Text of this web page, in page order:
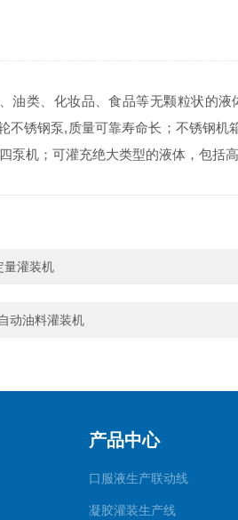
油类、化妆品、食品等无颗粒状的
不锈钢泵,质量可靠寿命长；不锈钢
泵机；可灌充绝大类型的液体，包括
量灌装机
动油料灌装机
产品中心
口服液生产联动线
凝胶灌装生产线